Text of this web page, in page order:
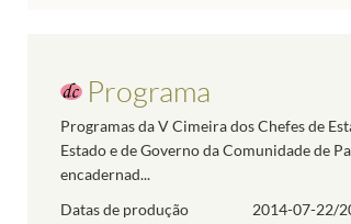
Programa
Programas da V Cimeira dos Chefes de
Estado e de Governo da Comunidade de
encadernad...
Datas de produção
2014-07-22/